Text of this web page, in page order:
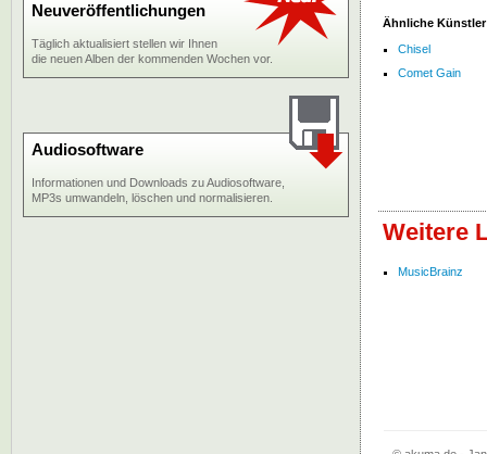
Ähnliche Künstler
Chisel
Comet Gain
Weitere
MusicBrainz
Neuveröffentlichungen
Täglich aktualisiert stellen wir Ihnen
die neuen Alben der kommenden Wochen vor.
Audiosoftware
Informationen und Downloads zu Audiosoftware,
MP3s umwandeln, löschen und normalisieren.